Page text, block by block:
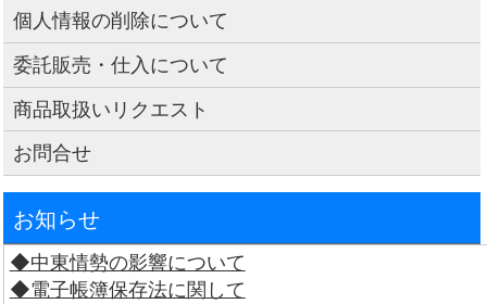
個人情報の削除について
委託販売・仕入について
商品取扱いリクエスト
お問合せ
お知らせ
◆中東情勢の影響について
◆電子帳簿保存法に関して